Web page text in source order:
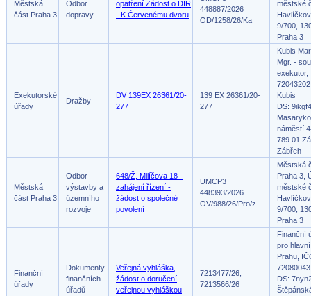
Městská
část Praha 3
Odbor
dopravy
opatření Žádost o DIR
- K Červenému dvoru
448887/2026
OD/1258/26/Ka
městské
9/700,
Praha 3
Exekutorské
úřady
Dražby
DV 139EX 26361/20-
277
139 EX 26361/20-
277
Kubis
Mgr. -
exekutor,
Kubis
DS:
náměstí
789 01
Zábřeh
Městská
část Praha 3
Odbor
výstavby a
územního
rozvoje
648/Ž, Milíčova 18 -
zahájení řízení -
žádost o společné
povolení
UMCP3
448393/2026
OV/988/26/Pro/z
Městská
Praha 3,
městské
9/700,
Praha 3
Finanční
úřady
Dokumenty
finančních
úřadů
Veřejná vyhláška,
žádost o doručení
veřejnou vyhláškou
7213477/26,
7213566/26
Finanční
pro
Prahu,
72080043
DS: